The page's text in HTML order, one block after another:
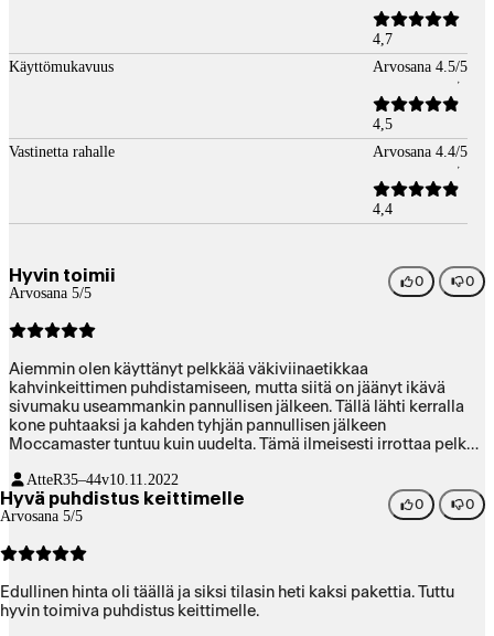
4,7
Käyttömukavuus
Arvosana 4.5/5
4,5
Vastinetta rahalle
Arvosana 4.4/5
4,4
Hyvin toimii
Arvosana 5/5
0 0
Aiemmin olen käyttänyt pelkkää väkiviinaetikkaa
kahvinkeittimen puhdistamiseen, mutta siitä on jäänyt ikävä
sivumaku useammankin pannullisen jälkeen. Tällä lähti kerralla
kone puhtaaksi ja kahden tyhjän pannullisen jälkeen
Moccamaster tuntuu kuin uudelta. Tämä ilmeisesti irrottaa pelkän
päätellen siitä, että pannu oli aivan ruskeaa liejua täynnä yhden
hoitokerran jälkeen.
AtteR35–44v10.11.2022
Hyvä puhdistus keittimelle
Arvosana 5/5
0 0
Edullinen hinta oli täällä ja siksi tilasin heti kaksi pakettia. Tuttu
hyvin toimiva puhdistus keittimelle.